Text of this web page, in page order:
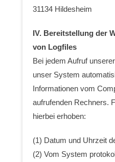
31134 Hildesheim
IV. Bereitstellung der
von Logfiles
Bei jedem Aufruf
unser System
Informationen vom
aufrufenden Rechners.
hierbei erhoben:
(1) Datum und Uhrzeit
(2) Vom System